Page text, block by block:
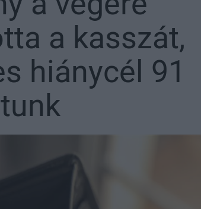
a kasszát,
hiánycél 91